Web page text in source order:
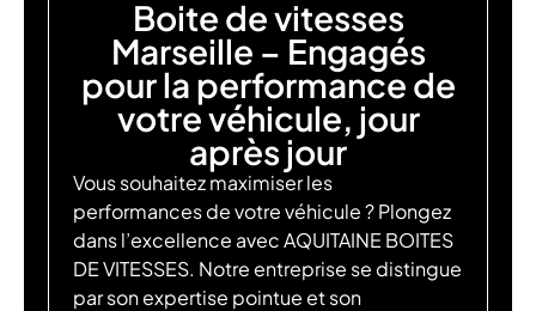
Boite de vitesses
Marseille – Engagés
pour la performance de
votre véhicule, jour
après jour
Vous souhaitez maximiser les
performances de votre véhicule ? Plongez
dans l’excellence avec AQUITAINE BOITES
DE VITESSES. Notre entreprise se distingue
par son expertise pointue et son